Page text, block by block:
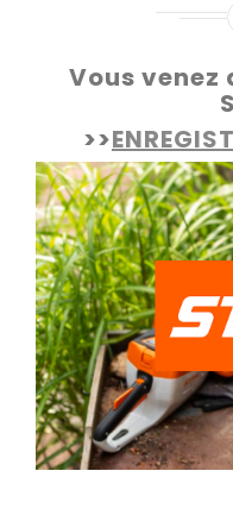
Vous venez
>>